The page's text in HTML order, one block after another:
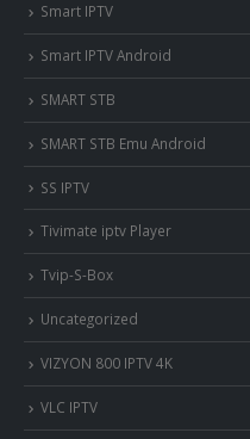
Smart IPTV
Smart IPTV Android
SMART STB
SMART STB Emu Android
SS IPTV
Tivimate iptv Player
Tvip-S-Box
Uncategorized
VIZYON 800 IPTV 4K
VLC IPTV